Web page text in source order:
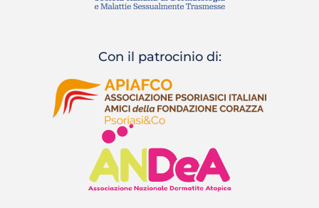
Con il patrocinio di: